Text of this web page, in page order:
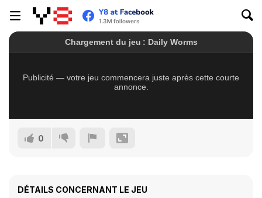
0
DÉTAILS CONCERNANT LE JEU